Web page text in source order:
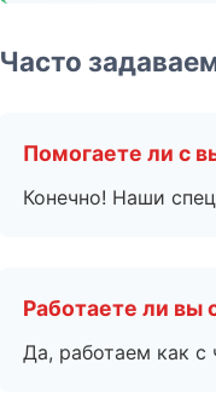
Часто
Помогаете ли с
Конечно! Наши
Работаете ли вы
Да, работаем как